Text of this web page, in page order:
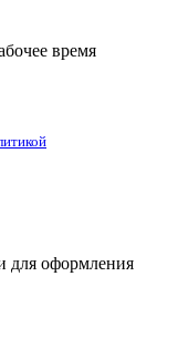
время
для оформления